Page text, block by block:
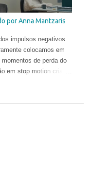
a Angel Academy
diversos
por Anna Mantzaris
impulsos negativos
colocamos em
de perda do
em stop motion criada